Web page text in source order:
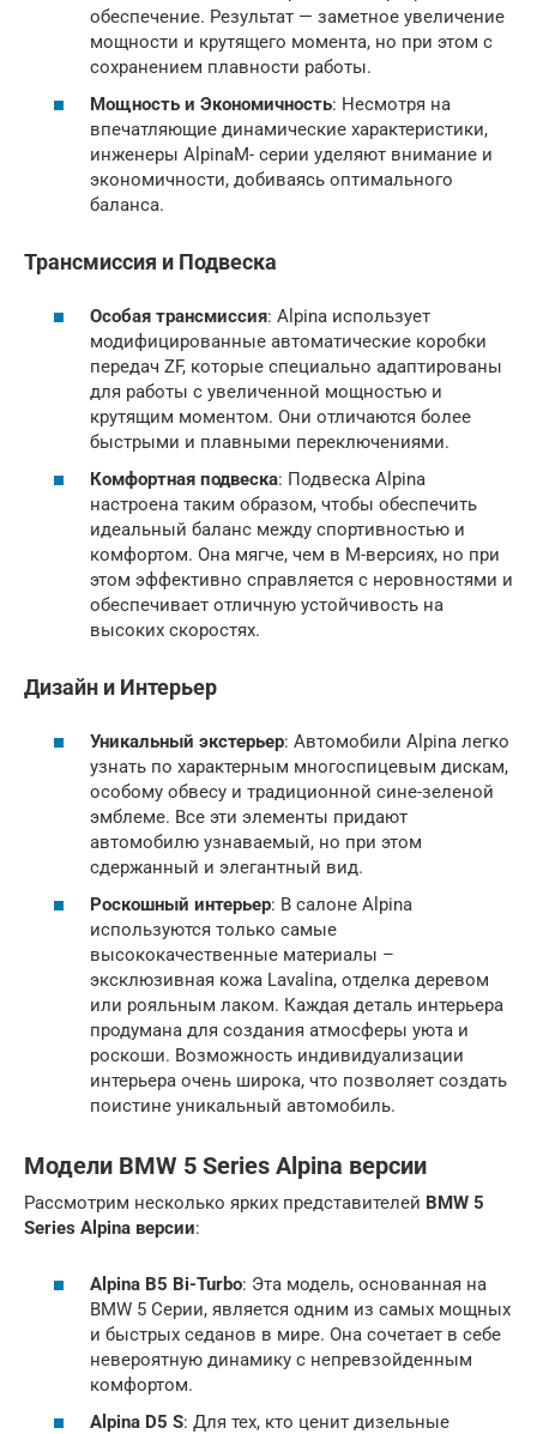
обеспечение. Результат — заметное увеличение
мощности и крутящего момента, но при этом с
сохранением плавности работы.
Мощность и Экономичность: Несмотря на
впечатляющие динамические характеристики,
инженеры AlpinaM- серии уделяют внимание и
экономичности, добиваясь оптимального
баланса.
Трансмиссия и Подвеска
Особая трансмиссия: Alpina использует
модифицированные автоматические коробки
передач ZF, которые специально адаптированы
для работы с увеличенной мощностью и
крутящим моментом. Они отличаются более
быстрыми и плавными переключениями.
Комфортная подвеска: Подвеска Alpina
настроена таким образом, чтобы обеспечить
идеальный баланс между спортивностью и
комфортом. Она мягче, чем в M-версиях, но при
этом эффективно справляется с неровностями и
обеспечивает отличную устойчивость на
высоких скоростях.
Дизайн и Интерьер
Уникальный экстерьер: Автомобили Alpina легко
узнать по характерным многоспицевым дискам,
особому обвесу и традиционной сине-зеленой
эмблеме. Все эти элементы придают
автомобилю узнаваемый, но при этом
сдержанный и элегантный вид.
Роскошный интерьер: В салоне Alpina
используются только самые
высококачественные материалы –
эксклюзивная кожа Lavalina, отделка деревом
или рояльным лаком. Каждая деталь интерьера
продумана для создания атмосферы уюта и
роскоши. Возможность индивидуализации
интерьера очень широка, что позволяет создать
поистине уникальный автомобиль.
Модели BMW 5 Series Alpina версии
Рассмотрим несколько ярких представителей BMW 5
Series Alpina версии:
Alpina B5 Bi-Turbo: Эта модель, основанная на
BMW 5 Серии, является одним из самых мощных
и быстрых седанов в мире. Она сочетает в себе
невероятную динамику с непревзойденным
комфортом.
Alpina D5 S: Для тех, кто ценит дизельные